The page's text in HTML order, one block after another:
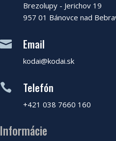
Brezolupy - Jerichov 19
957 01 Bánovce nad
 Email
kodai@kodai.sk
 Telefón
+421 038 7660 160
Informácie